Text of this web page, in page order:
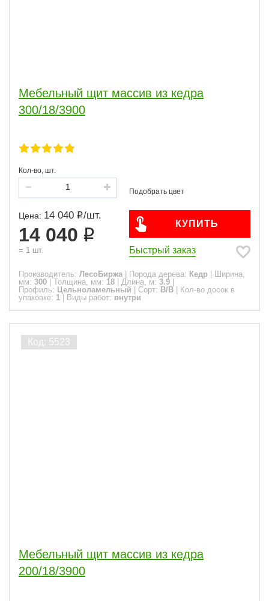
Мебельный щит массив из кедра
300/18/3900
Кол-во, шт.
Цена: 14 040 /шт.
14 040
= 1 шт.
КУПИТЬ
Быстрый заказ
Производитель: ЛесоБиржа Порода дерева: Кедр
Ширина,
мм: 300 Толщина, мм: 18 Длина, м: 3.9
Профиль: Цельноламельный Сорт: B/B
Кол-во досок в
упаковке: 1 Виды работ: внутри
Мебельный щит массив из кедра
200/18/3900